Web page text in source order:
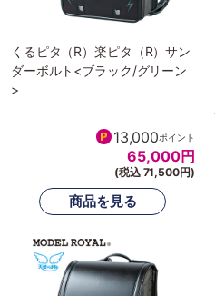
くるピタ（R）楽ピタ（R）サン
ダーボルト<ブラック/グリーン
>
13,000ポイント
65,000円
(税込 71,500円)